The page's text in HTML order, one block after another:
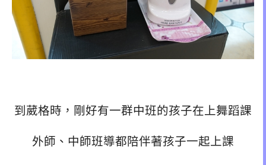
到葳格時，剛好有一群中班的孩子在上舞蹈課
外師、中師班導都陪伴著孩子一起上課